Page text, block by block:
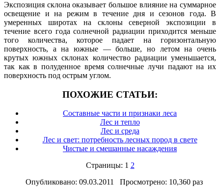
Экспозиция склона оказывает большое влияние на суммарное
освещение и на режим в течение дня и сезонов года. В
умеренных широтах на склоны северной экспозиции в
течение всего года солнечной радиации приходится меньше
того количества, которое падает на горизонтальную
поверхность, а на южные — больше, но летом на очень
крутых южных склонах количество радиации уменьшается,
так как в полуденное время солнечные лучи падают на их
поверхность под острым углом.
ПОХОЖИЕ СТАТЬИ:
Составные части и признаки леса
Лес и тепло
Лес и среда
Лес и свет: потребность лесных пород в свете
Чистые и смешанные насаждения
Страницы: 1 2
Опубликовано: 09.03.2011 Просмотрено: 10,360 раз